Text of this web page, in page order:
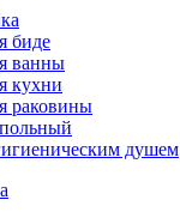
биде
ванны
кухни
раковины
душем